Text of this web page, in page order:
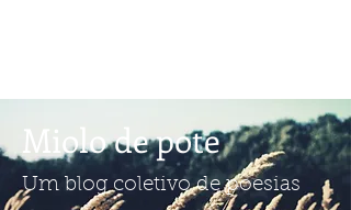
Miolo de pote
Um blog coletivo de poesias